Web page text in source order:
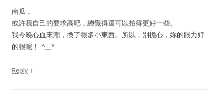
南瓜，
或許我自己的要求高吧，總覺得還可以拍得更好一些。
我今晚心血來潮，換了很多小東西。所以，別擔心，妳的眼力好
的很呢﹗ ^__*
Reply ↓